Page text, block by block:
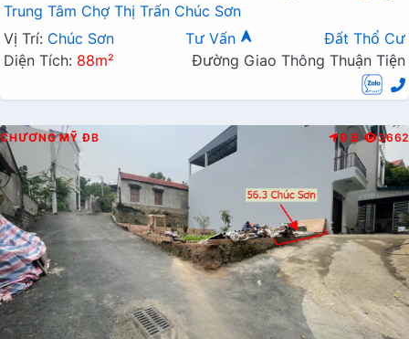
Trung Tâm Chợ Thị Trấn Chúc Sơn
Vị Trí: Chúc Sơn Tư Vấn
Đất Thổ Cư
Diện Tích: 88m² Đường Giao Thông Thuận Tiện
CHƯƠNG MỸ ĐB Đ.B 3662